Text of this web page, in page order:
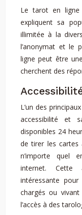
Le tarot en ligne
expliquent sa
illimitée à la
l’anonymat et le
ligne peut être
cherchent des
L’un des
accessibilité et
disponibles 24
de tirer les cartes
n’importe quel
internet. Cette
intéressante
chargés ou
l’accès à des